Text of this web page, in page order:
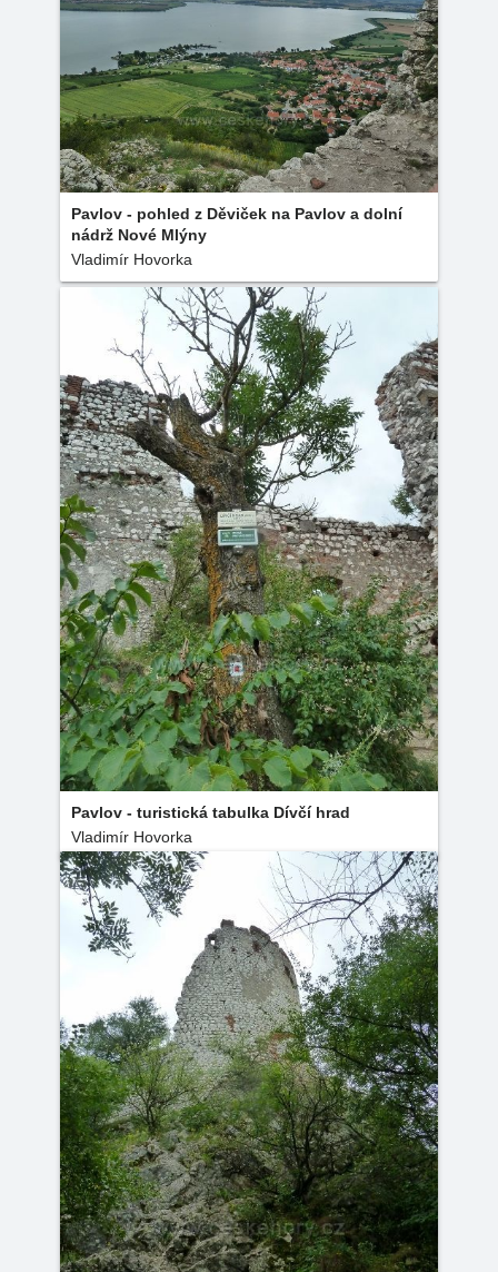
Pavlov - pohled z Děviček na Pavlov a dolní
nádrž Nové Mlýny
Vladimír Hovorka
Pavlov - turistická tabulka Dívčí hrad
Vladimír Hovorka